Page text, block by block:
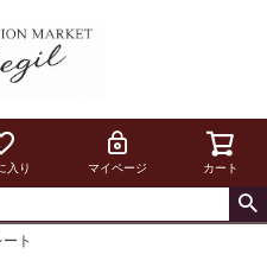
入り マイページ カート
ト